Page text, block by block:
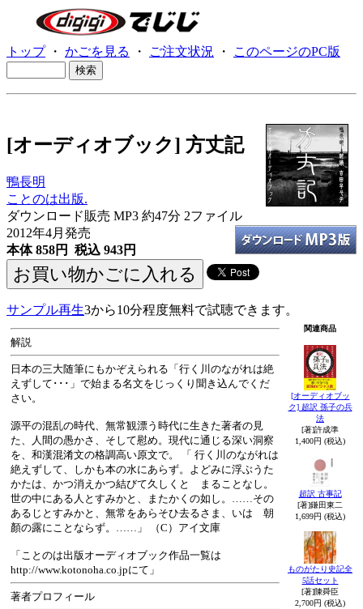
トップ・ かごを見る ・ ご注文状況 ・ このページのPC版
[オーディオブック] 方丈記
鴨長明
ことのは出版.
ダウンロード販売 MP3 約47分 2ファイル
2012年4月発売
本体 858円 税込 943円
サンプル再生3から10分程度無料で試聴できます。
解説
日本の三大随筆にもかぞえられる「行く川のながれは絶
えずして･･･」で始まる名文をじっくり聞き込んでくだ
さい。
源平の混乱の時代、無常観漂う時代に生きた著者の見
た、人間の愚かさ、そして慰め。現代に通じる深い洞察
を、和漢混淆文の格調高い原文で。 「 行く川のながれは
絶えずして、しかも本の水にあらず。よどみに浮ぶうた
かたは、かつ消えかつ結びて久しくとゞまることなし。
世の中にある人とすみかと、またかくの如し。……その
あるじとすみかと、無常をあらそひ去るさま、いはゞ朝
顏の露にことならず。……」 （C）アイ文庫
「ことのは出版オーディオブック作品一覧は
http://www.kotonoha.co.jpにて」
著者プロフィール
関連商品
[オーディオブッ
ク] 超訳 孫子の兵
法
[著]許成準
1,400円 (税込)
超訳 古事記
[著]鎌田東二
1,699円 (税込)
ものがたり史記全
5話セット
[著]陳舜臣
2,700円 (税込)